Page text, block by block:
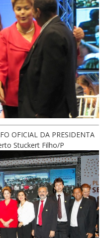
OFICIAL DA PRESIDENTA
Stuckert Filho/P